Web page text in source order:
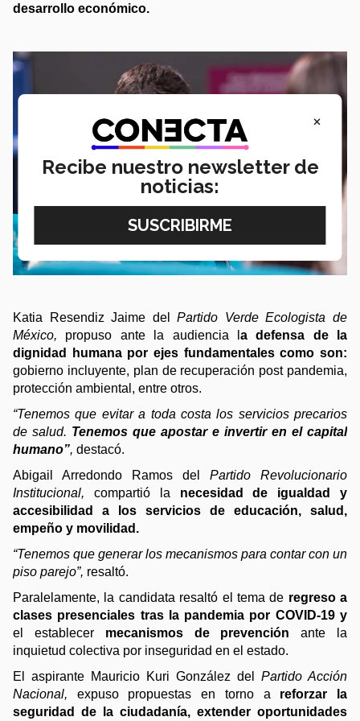
desarrollo económico.
Katia Resendiz Jaime del Partido Verde Ecologista de
México, propuso ante la audiencia l a defensa de la
gobierno incluyente, plan de recuperación post pandemia,
protección ambiental, entre otros.
“Tenemos que evitar a toda costa los servicios precarios
de salud. Tenemos que apostar e invertir en el capital
humano”, destacó.
Abigail Arredondo Ramos del Partido Revolucionario
Institucional, compartió la necesidad de igualdad y
accesibilidad a los servicios de educación, salud,
empeño y movilidad.
“Tenemos que generar los mecanismos para contar con un
piso parejo”, resaltó.
Paralelamente, la candidata resaltó el tema de regreso a
clases presenciales tras la pandemia por COVID-19 y
el establecer mecanismos de prevención ante la
inquietud colectiva por inseguridad en el estado.
El aspirante Mauricio Kuri González del Partido Acción
Nacional, expuso propuestas en torno a reforzar la
seguridad de la ciudadanía, extender oportunidades
×
Recibe nuestro newsletter de
noticias: